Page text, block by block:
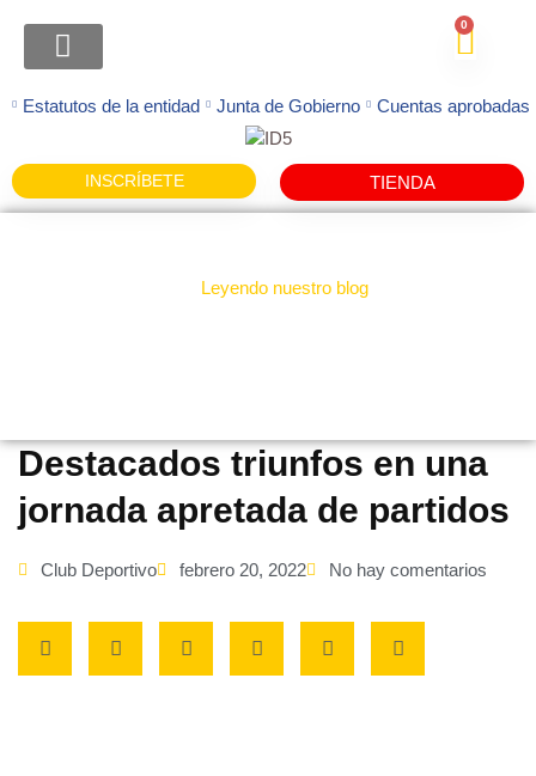
0
Estatutos de la entidad Junta de Gobierno Cuentas aprobadas
INSCRÍBETE TIENDA
Leyendo nuestro blog
Destacados triunfos en una
jornada apretada de partidos
Club Deportivo febrero 20, 2022 No hay comentarios